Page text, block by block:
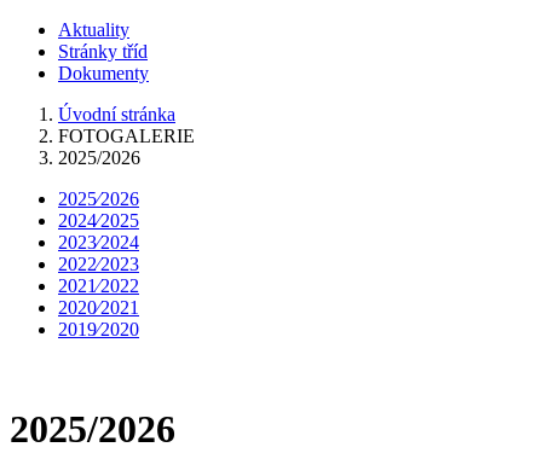
Aktuality
Stránky tříd
Dokumenty
Úvodní stránka
FOTOGALERIE
2025/2026
2025⁄2026
2024⁄2025
2023⁄2024
2022⁄2023
2021⁄2022
2020⁄2021
2019⁄2020
2025/2026